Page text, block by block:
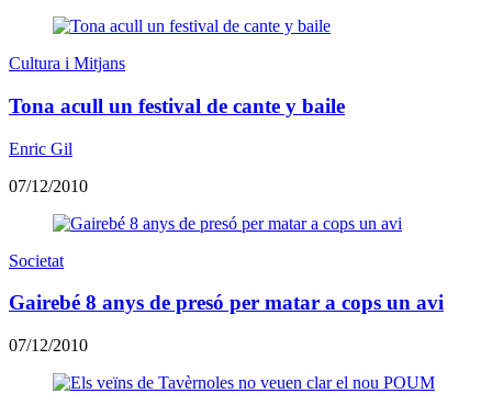
Cultura i Mitjans
Tona acull un festival de cante y baile
Enric Gil
07/12/2010
Societat
Gairebé 8 anys de presó per matar a cops un avi
07/12/2010